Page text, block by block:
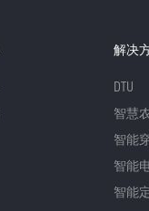
解决
DTU
智慧
智能
智能
智能